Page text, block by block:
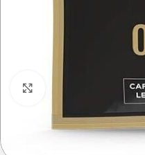
Clicca per ingrandire